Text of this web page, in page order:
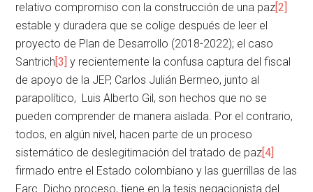
relativo compromiso con la construcción de una paz[2]
estable y duradera que se colige después de leer el
proyecto de Plan de Desarrollo (2018-2022); el caso
Santrich[3] y recientemente la confusa captura del fiscal
de apoyo de la JEP, Carlos Julián Bermeo, junto al
parapolítico, Luis Alberto Gil, son hechos que no se
pueden comprender de manera aislada. Por el contrario,
todos, en algún nivel, hacen parte de un proceso
sistemático de deslegitimación del tratado de paz[4]
firmado entre el Estado colombiano y las guerrillas de las
Farc. Dicho proceso, tiene en la tesis negacionista del